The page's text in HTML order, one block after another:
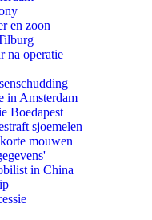
en zoon
na operatie
in Amsterdam
Boedapest
sjoemelen
mouwen
in China